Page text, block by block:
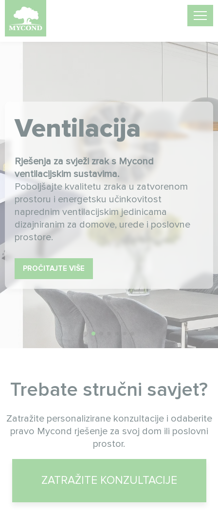
Ventilatorske
konvektore
Učinkovita kontrola klime s Mycond
ventilokonvektorima.
Osigurajte snažno grijanje i hlađenje s
energetski učinkovitim ventilokonvektorima
dizajniranim za tihi rad, moderne interijere i
pouzdane performanse u bilo kojem
Trebate stručni savjet?
Zatražite personalizirane konzultacije i odaberite
pravo Mycond rješenje za svoj dom ili poslovni
prostor.
ZATRAŽITE KONZULTACIJE